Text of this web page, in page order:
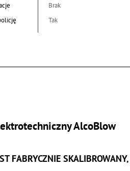
Brak
Tak
AlcoBlow
FABRYCZNIE